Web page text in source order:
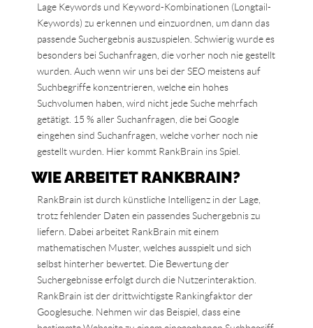
Lage Keywords und Keyword-Kombinationen (Longtail-
Keywords) zu erkennen und einzuordnen, um dann das
passende Suchergebnis auszuspielen. Schwierig wurde es
besonders bei Suchanfragen, die vorher noch nie gestellt
wurden. Auch wenn wir uns bei der SEO meistens auf
Suchbegriffe konzentrieren, welche ein hohes
Suchvolumen haben, wird nicht jede Suche mehrfach
getätigt. 15 % aller Suchanfragen, die bei Google
eingehen sind Suchanfragen, welche vorher noch nie
gestellt wurden. Hier kommt RankBrain ins Spiel.
WIE ARBEITET RANKBRAIN?
RankBrain ist durch künstliche Intelligenz in der Lage,
trotz fehlender Daten ein passendes Suchergebnis zu
liefern. Dabei arbeitet RankBrain mit einem
mathematischen Muster, welches ausspielt und sich
selbst hinterher bewertet. Die Bewertung der
Suchergebnisse erfolgt durch die Nutzerinteraktion.
RankBrain ist der drittwichtigste Rankingfaktor der
Googlesuche. Nehmen wir das Beispiel, dass eine